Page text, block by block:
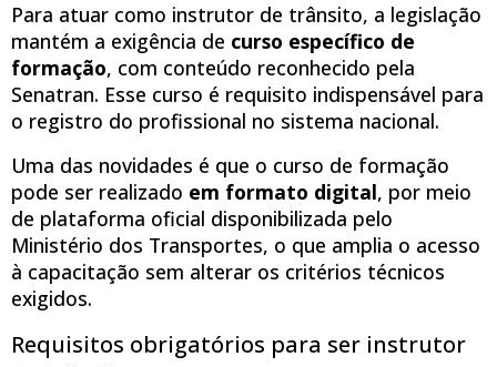
Para atuar como instrutor de trânsito, a legislação
mantém a exigência de curso específico de
formação, com conteúdo reconhecido pela
Senatran. Esse curso é requisito indispensável para
o registro do profissional no sistema nacional.
Uma das novidades é que o curso de formação
pode ser realizado em formato digital, por meio
de plataforma oficial disponibilizada pelo
Ministério dos Transportes, o que amplia o acesso
à capacitação sem alterar os critérios técnicos
exigidos.
Requisitos obrigatórios para ser instrutor